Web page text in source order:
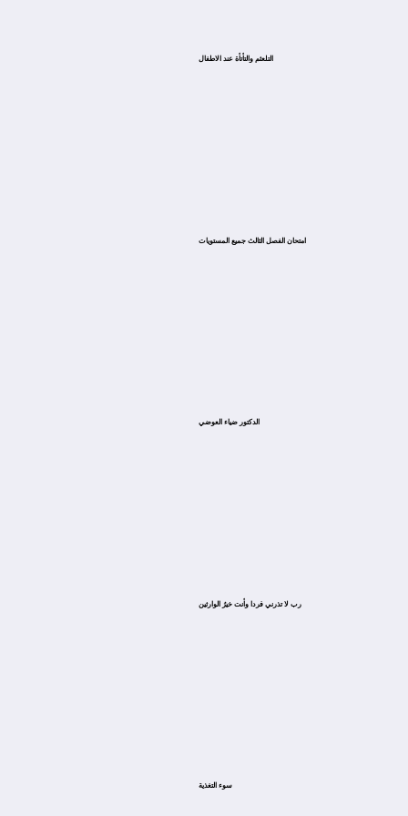
التلعثم والتأتأة عند الاطفال
امتحان الفصل الثالث جميع المستويات
الدكتور ضياء العوضي
ﺭﺏ ﻻ ﺗﺬﺭﻧﻲ ﻓﺮﺩﺍ ﻭﺃﻧﺖ ﺧﻴﺮُ ﺍﻟﻮﺍﺭﺛﻴﻦ
سوء التغذية